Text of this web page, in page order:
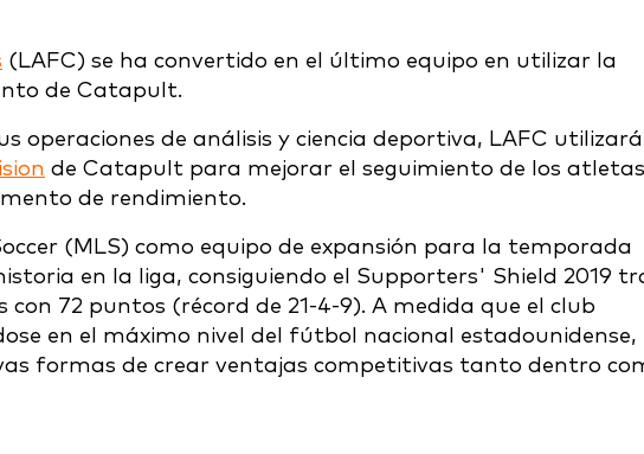
(LAFC) se ha convertido en el último equipo en utilizar la
de Catapult.
operaciones de análisis y ciencia deportiva, LAFC utilizará
de Catapult para mejorar el seguimiento de los
de rendimiento.
(MLS) como equipo de expansión para la temporada
en la liga, consiguiendo el Supporters' Shield 2019
72 puntos (récord de 21-4-9). A medida que el club
en el máximo nivel del fútbol nacional estadounidense,
formas de crear ventajas competitivas tanto dentro